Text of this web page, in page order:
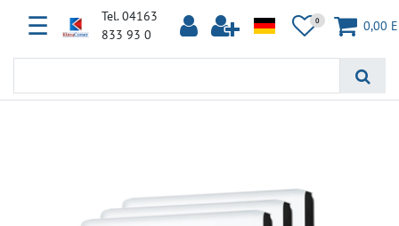
☰
Tel. 04163
833 93 0
0 0,00